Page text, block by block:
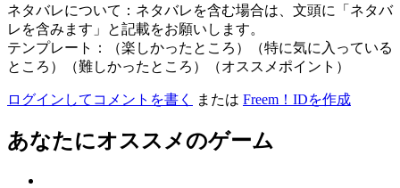
ネタバレについて：ネタバレを含む場合は、文頭に「ネタバ
レを含みます」と記載をお願いします。
テンプレート：（楽しかったところ）（特に気に入っている
ところ）（難しかったところ）（オススメポイント）
ログインしてコメントを書く または Freem！IDを作成
あなたにオススメのゲーム